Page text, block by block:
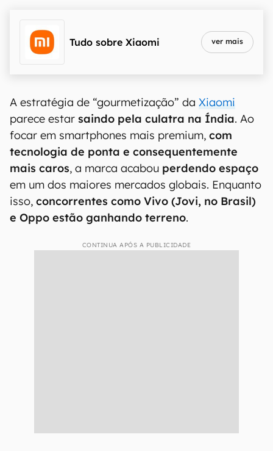
Tudo sobre Xiaomi ver mais
A estratégia de “gourmetização” da Xiaomi
parece estar saindo pela culatra na Índia. Ao
focar em smartphones mais premium, com
tecnologia de ponta e consequentemente
mais caros, a marca acabou perdendo espaço
em um dos maiores mercados globais. Enquanto
isso, concorrentes como Vivo (Jovi, no Brasil)
e Oppo estão ganhando terreno.
CONTINUA APÓS A PUBLICIDADE